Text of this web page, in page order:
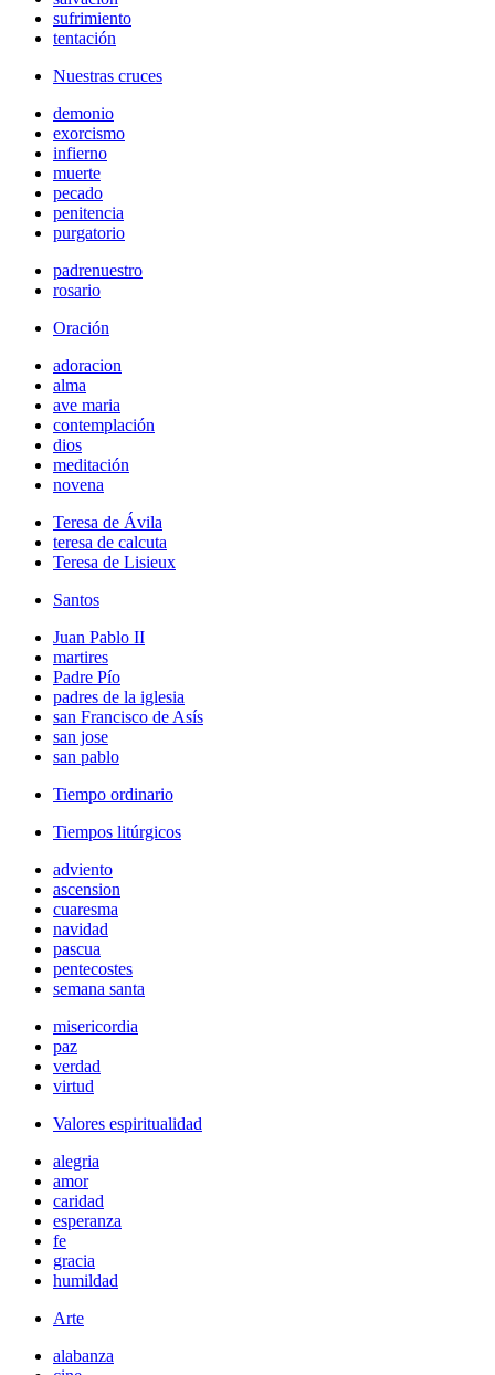
sufrimiento
tentación
Nuestras cruces
demonio
exorcismo
infierno
muerte
pecado
penitencia
purgatorio
padrenuestro
rosario
Oración
adoracion
alma
ave maria
contemplación
dios
meditación
novena
Teresa de Ávila
teresa de calcuta
Teresa de Lisieux
Santos
Juan Pablo II
martires
Padre Pío
padres de la iglesia
san Francisco de Asís
san jose
san pablo
Tiempo ordinario
Tiempos litúrgicos
adviento
ascension
cuaresma
navidad
pascua
pentecostes
semana santa
misericordia
paz
verdad
virtud
Valores espiritualidad
alegria
amor
caridad
esperanza
fe
gracia
humildad
Arte
alabanza